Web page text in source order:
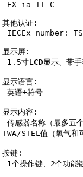
其他认证:
显示屏:
显示语言:
英语+符号
显示内容:
传感器名称（最多五个）、实时检测值，所有检测的最高和最低值、
TWA/STEL值（氧气和
按键: